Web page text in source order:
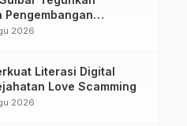
Pengembangan
ASN melalui
2026
Literasi Digital
Love Scamming
2026